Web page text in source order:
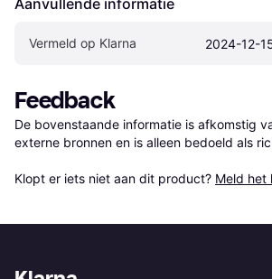
Aanvullende informatie
Vermeld op Klarna 2024-12-
Feedback
De bovenstaande informatie is afkomstig
externe bronnen en is alleen bedoeld als
Klopt er iets niet aan dit product? Meld het